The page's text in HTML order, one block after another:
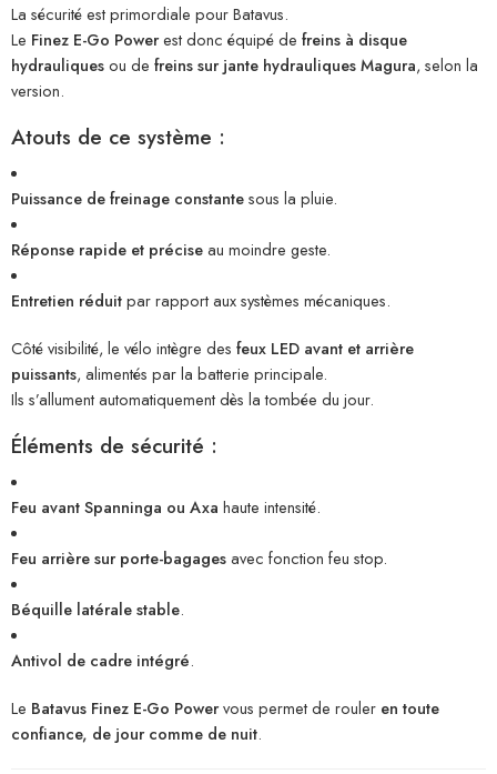
La sécurité est primordiale pour Batavus.
Le Finez E-Go Powerest donc équipé de freins à disque
hydrauliquesou de freins sur jante hydrauliques Magura, selon la
version.
Atouts de ce système :
Puissance de freinage constantesous la pluie.
Réponse rapide et préciseau moindre geste.
Entretien réduitpar rapport aux systèmes mécaniques.
Côté visibilité, le vélo intègre des feux LED avant et arrière
puissants, alimentés par la batterie principale.
Ils s’allument automatiquement dès la tombée du jour.
Éléments de sécurité :
Feu avant Spanninga ou Axa haute intensité.
Feu arrière sur porte-bagagesavec fonction feu stop.
Béquille latérale stable.
Antivol de cadre intégré.
Le Batavus Finez E-Go Powervous permet de rouler en toute
confiance, de jour comme de nuit.